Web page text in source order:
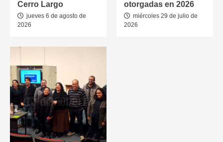
Cerro Largo
jueves 6 de agosto de
2026
otorgadas en 2026
miércoles 29 de julio de
2026